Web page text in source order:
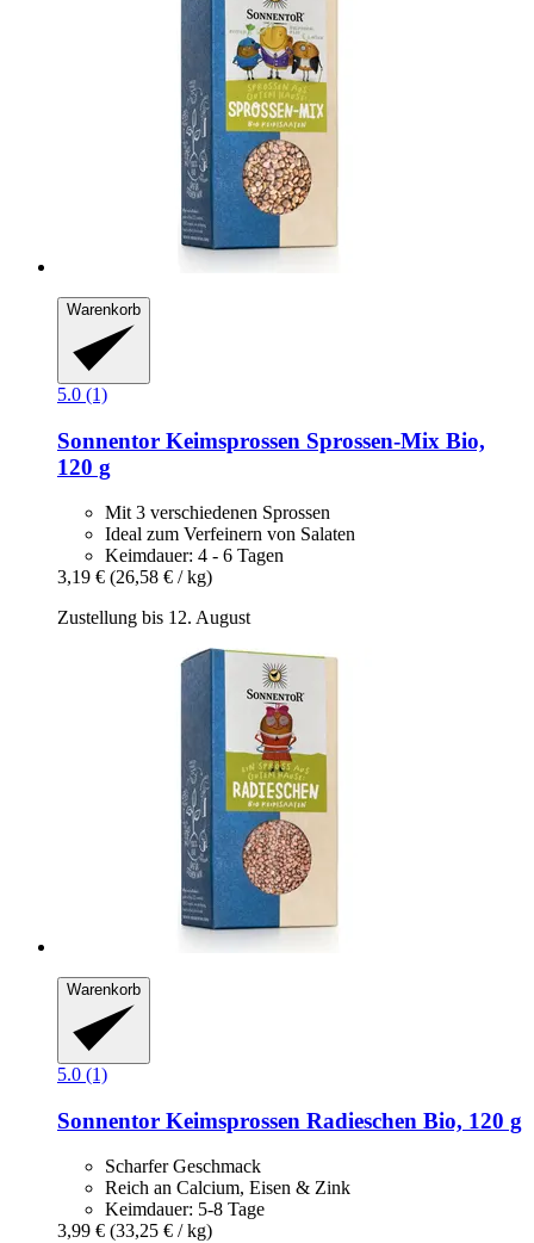
Warenkorb
5.0 (1)
Sonnentor Keimsprossen Sprossen-​Mix Bio,
120 g
Mit 3 verschiedenen Sprossen
Ideal zum Verfeinern von Salaten
Keimdauer: 4 - 6 Tagen
3,19 € (26,58 € / kg)
Zustellung bis 12. August
Warenkorb
5.0 (1)
Sonnentor Keimsprossen Radieschen Bio, 120 g
Scharfer Geschmack
Reich an Calcium, Eisen & Zink
Keimdauer: 5-8 Tage
3,99 € (33,25 € / kg)